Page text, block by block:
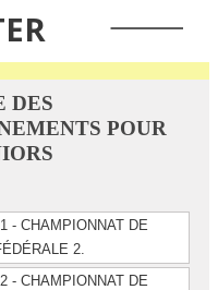
DES
POUR
- CHAMPIONNAT DE
2.
- CHAMPIONNAT DE